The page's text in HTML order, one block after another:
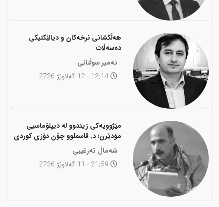
هەڵکشانی نرخەکان و دیالێکتیکی
دەسەڵات
ئەمیر سوڵتانی
12:14 - 12 گەلاوێژ 2726
مێژوویەکی زیندوو لە دیپلۆماسیی
مۆدێرن؛ د. قاسملوو چۆن دۆزی کوردی
لە شاخەوە گواستەوە بۆ ناوەندە
بڕیاردەرەکانی جیهان؟
شەماڵ تەرغیبی